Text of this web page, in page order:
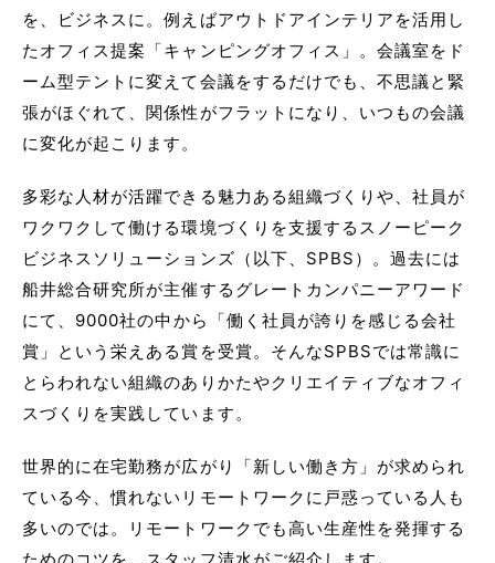
を、ビジネスに。例えばアウトドアインテリアを活用し
たオフィス提案「キャンピングオフィス」。会議室をド
ーム型テントに変えて会議をするだけでも、不思議と緊
張がほぐれて、関係性がフラットになり、いつもの会議
に変化が起こります。
多彩な人材が活躍できる魅力ある組織づくりや、社員が
ワクワクして働ける環境づくりを支援するスノーピーク
ビジネスソリューションズ（以下、SPBS）。過去には
船井総合研究所が主催するグレートカンパニーアワード
にて、9000社の中から「働く社員が誇りを感じる会社
賞」という栄えある賞を受賞。そんなSPBSでは常識に
とらわれない組織のありかたやクリエイティブなオフィ
スづくりを実践しています。
世界的に在宅勤務が広がり「新しい働き方」が求められ
ている今、慣れないリモートワークに戸惑っている人も
多いのでは。リモートワークでも高い生産性を発揮する
ためのコツを、スタッフ清水がご紹介します。